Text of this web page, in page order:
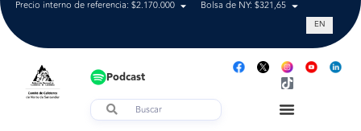
Precio interno de referencia: $2.170.000 Bolsa de NY: $321,65 Tasa de
EN
Podcast